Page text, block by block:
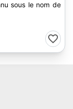
sous le nom de